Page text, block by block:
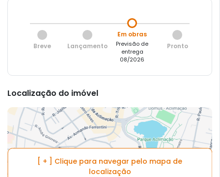
Breve Lançamento
Em obras
Previsão de
entrega
08/2026
Pronto
Localização do imóvel
[ + ] Clique para navegar pelo mapa de
localização